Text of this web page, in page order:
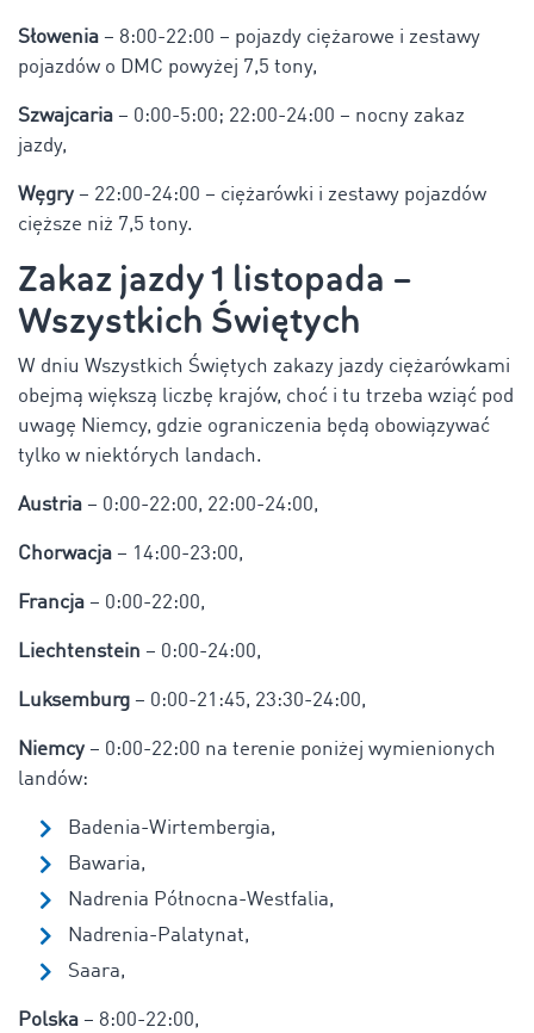
Słowenia – 8:00-22:00 – pojazdy ciężarowe i zestawy
pojazdów o DMC powyżej 7,5 tony,
Szwajcaria – 0:00-5:00; 22:00-24:00 – nocny zakaz
jazdy,
Węgry – 22:00-24:00 – ciężarówki i zestawy pojazdów
cięższe niż 7,5 tony.
Zakaz jazdy 1 listopada –
Wszystkich Świętych
W dniu Wszystkich Świętych zakazy jazdy ciężarówkami
obejmą większą liczbę krajów, choć i tu trzeba wziąć pod
uwagę Niemcy, gdzie ograniczenia będą obowiązywać
tylko w niektórych landach.
Austria – 0:00-22:00, 22:00-24:00,
Chorwacja – 14:00-23:00,
Francja – 0:00-22:00,
Liechtenstein – 0:00-24:00,
Luksemburg – 0:00-21:45, 23:30-24:00,
Niemcy – 0:00-22:00 na terenie poniżej wymienionych
landów:
Badenia-Wirtembergia,
Bawaria,
Nadrenia Północna-Westfalia,
Nadrenia-Palatynat,
Saara,
Polska – 8:00-22:00,